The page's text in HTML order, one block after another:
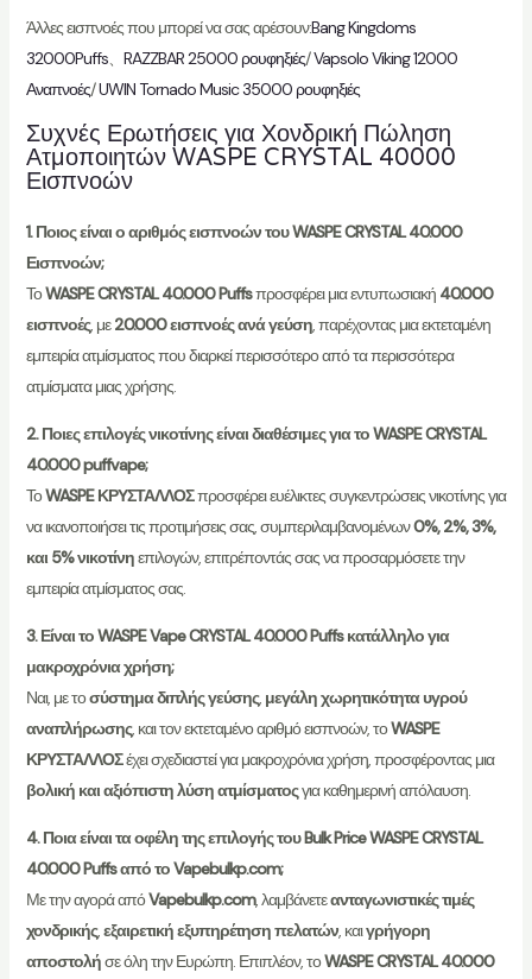
Άλλες εισπνοές που μπορεί να σας αρέσουν:Bang Kingdoms
32000Puffs、 RAZZBAR 25000 ρουφηξιές/Vapsolo Viking 12000
Αναπνοές/UWIN Tornado Music 35000 ρουφηξιές
Συχνές Ερωτήσεις για Χονδρική Πώληση
Ατμοποιητών WASPE CRYSTAL 40000
Εισπνοών
1. Ποιος είναι ο αριθμός εισπνοών του WASPE CRYSTAL 40.000
Εισπνοών;
ΤοWASPE CRYSTAL 40.000 Puffsπροσφέρει μια εντυπωσιακή 40.000
εισπνοές, με20.000 εισπνοές ανά γεύση, παρέχοντας μια εκτεταμένη
εμπειρία ατμίσματος που διαρκεί περισσότερο από τα περισσότερα
ατμίσματα μιας χρήσης.
2. Ποιες επιλογές νικοτίνης είναι διαθέσιμες για το WASPE CRYSTAL
40.000 puffvape;
ΤοWASPE ΚΡΥΣΤΑΛΛΟΣπροσφέρει ευέλικτες συγκεντρώσεις νικοτίνης για
να ικανοποιήσει τις προτιμήσεις σας, συμπεριλαμβανομένων0%, 2%, 3%,
και 5% νικοτίνηεπιλογών, επιτρέποντάς σας να προσαρμόσετε την
εμπειρία ατμίσματος σας.
3. Είναι το WASPE Vape CRYSTAL 40.000 Puffs κατάλληλο για
μακροχρόνια χρήση;
Ναι, με τοσύστημα διπλής γεύσης, μεγάλη χωρητικότητα υγρού
αναπλήρωσης, και τον εκτεταμένο αριθμό εισπνοών, τοWASPE
ΚΡΥΣΤΑΛΛΟΣέχει σχεδιαστεί για μακροχρόνια χρήση, προσφέροντας μια
βολική και αξιόπιστη λύση ατμίσματοςγια καθημερινή απόλαυση.
4. Ποια είναι τα οφέλη της επιλογής του Bulk Price WASPE CRYSTAL
40.000 Puffs από το Vapebulkp.com;
Με την αγορά απόVapebulkp.com, λαμβάνετεανταγωνιστικές τιμές
χονδρικής,εξαιρετική εξυπηρέτηση πελατών, καιγρήγορη
αποστολήσε όλη την Ευρώπη. Επιπλέον, τοWASPE CRYSTAL 40.000